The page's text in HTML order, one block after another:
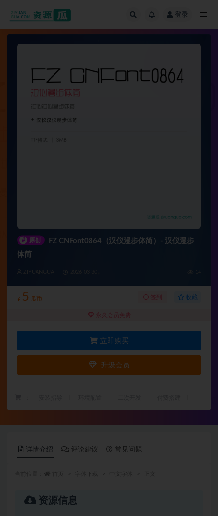
登录
# 原创
FZ CNFont0864（汉仪漫步体简）- 汉仪漫步
体简
ZIYUANGUA
¥ 5 瓜币 签到 收藏
永久会员免费
立即购买
升级会员
详情介绍 评论建议 常见问题
资源信息